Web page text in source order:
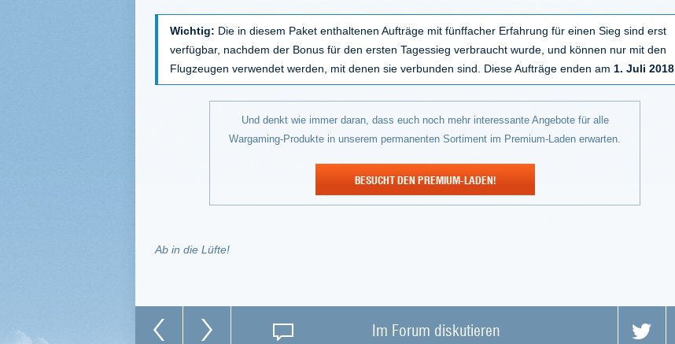
Wichtig: Die in diesem Paket enthaltenen Aufträge mit fünffacher Erfahrung für einen Sieg sind erst
verfügbar, nachdem der Bonus für den ersten Tagessieg verbraucht wurde, und können nur mit den
Flugzeugen verwendet werden, mit denen sie verbunden sind. Diese Aufträge enden am 1. Juli 2018
Und denkt wie immer daran, dass euch noch mehr interessante Angebote für alle
Wargaming-Produkte in unserem permanenten Sortiment im Premium-Laden erwarten.
BESUCHT DEN PREMIUM-LADEN!
Ab in die Lüfte!
Im Forum diskutieren